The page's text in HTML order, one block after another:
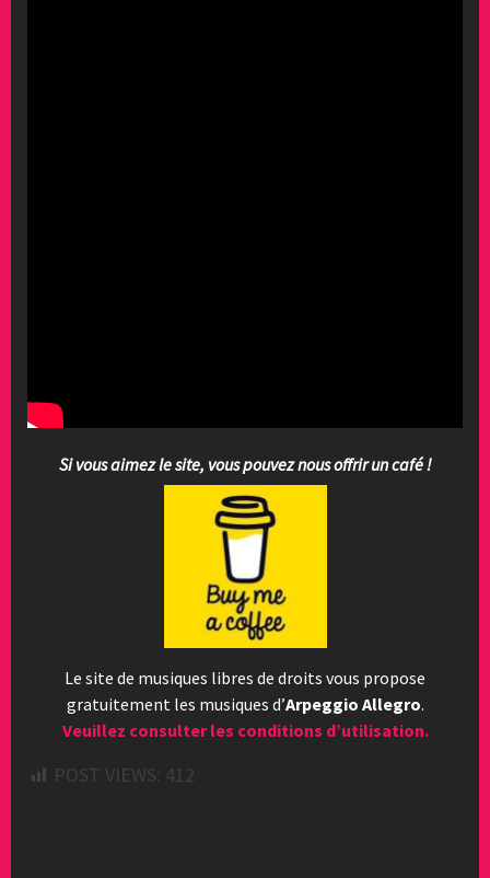
Si vous aimez le site, vous pouvez nous offrir un café !
Le site de musiques libres de droits vous propose
gratuitement les musiques d’Arpeggio Allegro.
Veuillez consulter les conditions d’utilisation.
POST VIEWS: 412